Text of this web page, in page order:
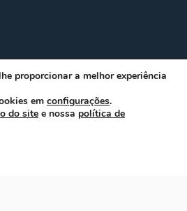
proporcionar a melhor experiência
em configurações.
do site e nossa política de